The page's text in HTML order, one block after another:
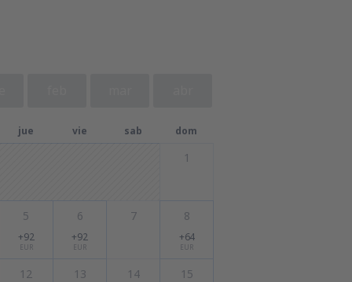
jue vie sab dom
1
5
+92
EUR
6
+92
EUR
7 8
+64
EUR
12 13 14 15